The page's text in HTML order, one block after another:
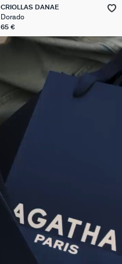
CRIOLLAS DANAE
Dorado
65 €